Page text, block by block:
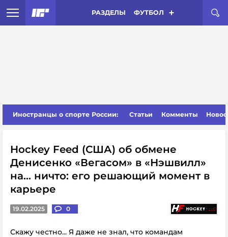
РАЗДЕЛЫ ФУТБОЛ
Иностранцы о спорте России: Статьи Комменты
Hockey Feed (США) об обмене
Денисенко «Вегасом» в «Нэшвилл»
на... ничто: его решающий момент в
карьере
19.02.2025 0
Скажу честно... Я даже не знал, что командам